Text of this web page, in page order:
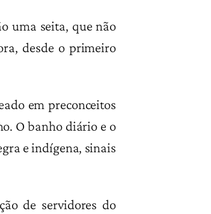
uma seita, que não
desde o primeiro
em preconceitos
O banho diário e o
e indígena, sinais
de servidores do